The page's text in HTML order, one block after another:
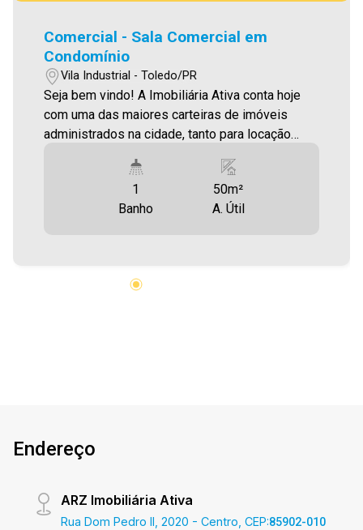
Comercial - Sala Comercial em
Condomínio
Vila Industrial - Toledo/PR
Seja bem vindo! A Imobiliária Ativa conta hoje
com uma das maiores carteiras de imóveis
administrados na cidade, tanto para locação
FCI - Fundo de Conservação do Imóvel -
Imobiliária Ativa, sinta-se em casa!
1
Banho
50m²
A. Útil
Endereço
ARZ Imobiliária Ativa
Rua Dom Pedro II, 2020 - Centro, CEP:85902-010